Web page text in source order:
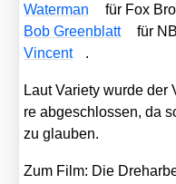
Water­man
für Fox
Bob Green­blatt
für
Vin­cent
.
Laut Varie­ty wur­de
re abge­schlos­sen, da
zu glau­ben.
Zum Film: Die